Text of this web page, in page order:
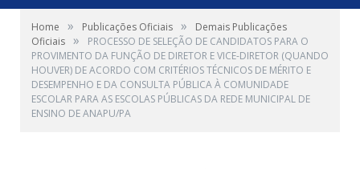
Home » Publicações Oficiais »
Demais Publicações
Oficiais »
PROCESSO DE SELEÇÃO DE CANDIDATOS PARA O
PROVIMENTO DA FUNÇÃO DE DIRETOR E VICE-DIRETOR (QUANDO
HOUVER) DE ACORDO COM CRITÉRIOS TÉCNICOS DE MÉRITO E
DESEMPENHO E DA CONSULTA PÚBLICA À COMUNIDADE
ESCOLAR PARA AS ESCOLAS PÚBLICAS DA REDE MUNICIPAL DE
ENSINO DE ANAPU/PA